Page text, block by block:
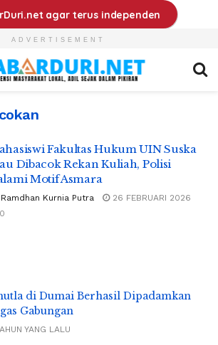
agar terus independen
ADVERTISEMENT
Fakultas Hukum UIN Suska
Dibacok Rekan Kuliah, Polisi
Motif Asmara
Ramdhan Kurnia Putra
26 FEBRUARI 2026
0
di Dumai Berhasil Dipadamkan
Gabungan
YANG LALU